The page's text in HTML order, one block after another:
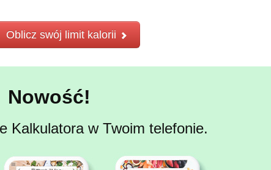
Oblicz swój limit kalorii
Nowość!
Kalkulatora w Twoim telefonie.